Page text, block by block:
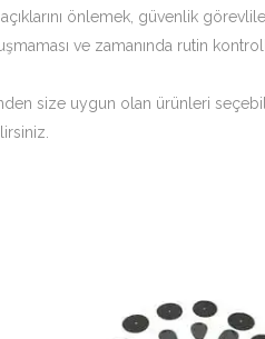
önlemek, güvenlik
ve zamanında rutin
size uygun olan ürünleri